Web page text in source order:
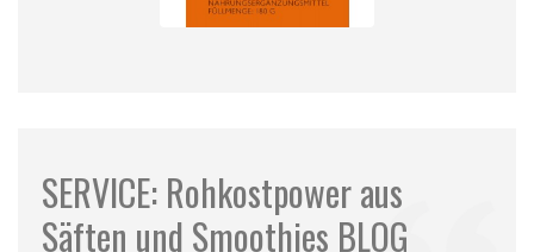
SERVICE: Rohkostpower aus
Säften und Smoothies BLOG